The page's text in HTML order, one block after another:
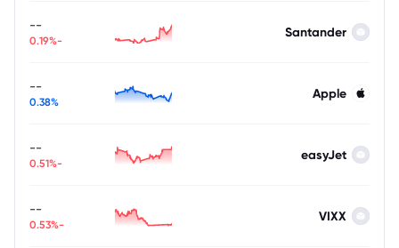
Santander
--
-0.19%
Apple
--
0.38%
easyJet
--
-0.51%
VIXX
--
-0.53%